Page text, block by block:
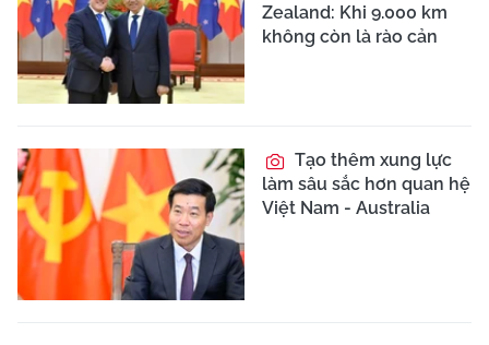
Zealand: Khi 9.000 km
không còn là rào cản
Tạo thêm xung lực
làm sâu sắc hơn quan hệ
Việt Nam - Australia